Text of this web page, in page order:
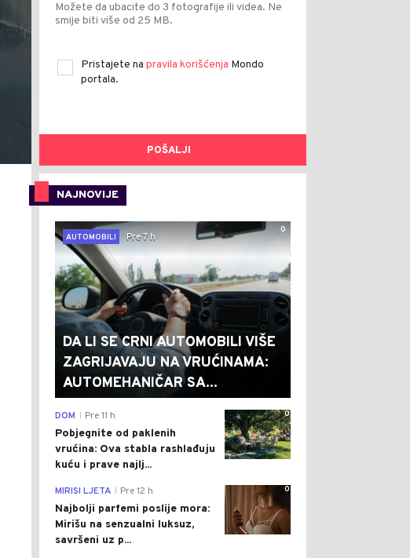
Možete da ubacite do 3 fotografije ili videa. Ne
smije biti više od 25 MB.
Pristajete na pravila korišćenja Mondo
portala.
POŠALJI
NAJNOVIJE
0
AUTOMOBILI
Pre 7 h
DA LI SE CRNI AUTOMOBILI VIŠE
ZAGRIJAVAJU NA VRUĆINAMA:
AUTOMEHANIČAR SA...
0
DOM Pre 11 h
Pobjegnite od paklenih
vrućina: Ova stabla rashlađuju
kuću i prave najlj...
0
MIRISI LJETA Pre 12 h
Najbolji parfemi poslije mora:
Mirišu na senzualni luksuz,
savršeni uz p...